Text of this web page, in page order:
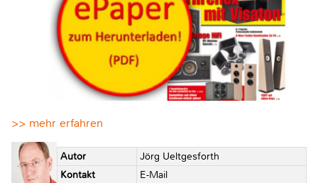
>> mehr erfahren
Autor
Jörg Ueltgesforth
Kontakt
E-Mail